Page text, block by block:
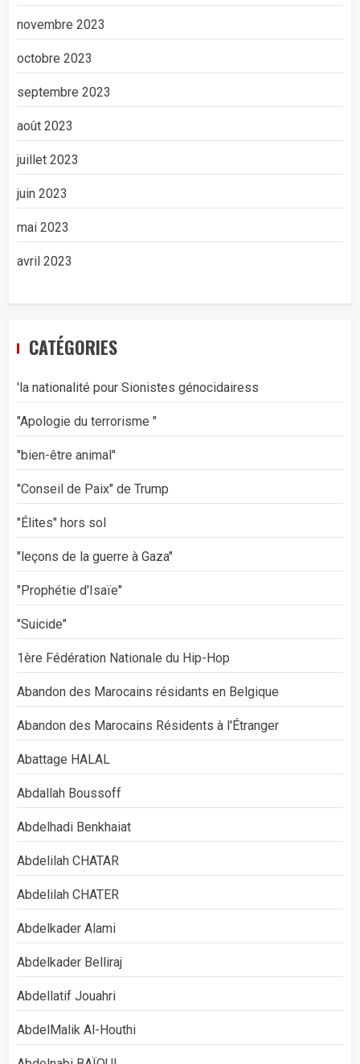
novembre 2023
octobre 2023
septembre 2023
août 2023
juillet 2023
juin 2023
mai 2023
avril 2023
CATÉGORIES
'la nationalité pour Sionistes génocidairess
"Apologie du terrorisme "
"bien-être animal"
"Conseil de Paix" de Trump
"Élites" hors sol
"leçons de la guerre à Gaza"
"Prophétie d'Isaïe"
"Suicide"
1ère Fédération Nationale du Hip-Hop
Abandon des Marocains résidants en Belgique
Abandon des Marocains Résidents à l'Étranger
Abattage HALAL
Abdallah Boussoff
Abdelhadi Benkhaiat
Abdelilah CHATAR
Abdelilah CHATER
Abdelkader Alami
Abdelkader Belliraj
Abdellatif Jouahri
AbdelMalik Al-Houthi